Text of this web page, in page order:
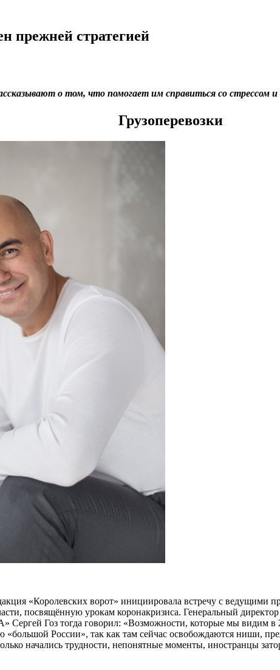
прежней стратегией
о том, что помогает им справиться со стрессом и
Грузоперевозки
«Королевских ворот» инициировала встречу с ведущими
посвящённую урокам коронакризиса. Генеральный
Гоз тогда говорил: «Возможности, которые мы видим в
«большой России», так как там сейчас освобождаются ниши,
начались трудности, непонятные моменты, иностранцы